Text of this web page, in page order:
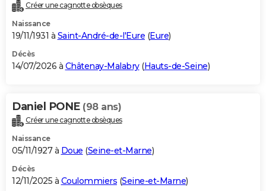
Destinations
City break
Voyage nature
Voyage de noces
Forum
Climat
+PHOTO
GUIDES D'ACHAT
BONS PLANS
Carte de Noël
Carte Bonne année
Carte Saint-Valentin
Carte Pâques
Carte d'anniversaire
DICTIONNAIRE
Dictionnaire
Biographies
Citations
Expressions
Proverbes
PROGRAMME TV
S'inscrire
Se connecter
Lycées
Collèges
Primaires
Universités
Entreprises
Service militaire
Avis de recherche
AVIS DE DÉCÈS
Créer une cagnotte obsèques
Naissance
19/11/1931 à Saint-André-de-l'Eure (Eure)
Décès
14/07/2026 à Châtenay-Malabry(Hauts-de-Seine)
Daniel PONE (98 ans)
Créer une cagnotte obsèques
Naissance
05/11/1927 à Doue (Seine-et-Marne)
Décès
12/11/2025 à Coulommiers (Seine-et-Marne)